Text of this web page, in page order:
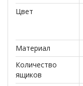
Цвет
Материал
Количество
ящиков